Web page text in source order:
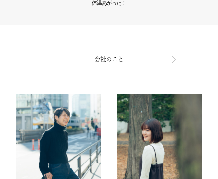
体温あがった！
会社のこと